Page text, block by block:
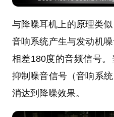
与降噪耳机上的原理类
音响系统产生与发动机
相差180度的音频信号
抑制噪音信号（音响系
消达到降噪效果。